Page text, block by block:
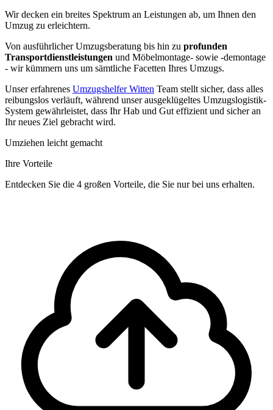
Wir decken ein breites Spektrum an Leistungen ab, um Ihnen den
Umzug zu erleichtern.
Von ausführlicher Umzugsberatung bis hin zu profunden
Transportdienstleistungen und Möbelmontage- sowie -demontage
- wir kümmern uns um sämtliche Facetten Ihres Umzugs.
Unser erfahrenes Umzugshelfer Witten Team stellt sicher, dass alles
reibungslos verläuft, während unser ausgeklügeltes Umzugslogistik-
System gewährleistet, dass Ihr Hab und Gut effizient und sicher an
Ihr neues Ziel gebracht wird.
Umziehen leicht gemacht
Ihre Vorteile
Entdecken Sie die 4 großen Vorteile, die Sie nur bei uns erhalten.